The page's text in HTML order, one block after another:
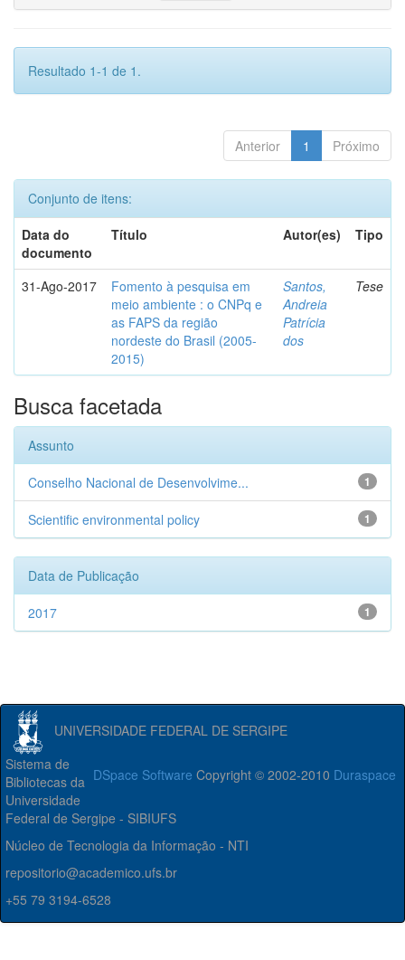
Resultado 1-1 de 1.
Anterior 1 Próximo
Conjunto de itens:
Data do
documento
Título Autor(es) Tipo
31-Ago-2017
Fomento à pesquisa em
meio ambiente : o CNPq e
as FAPS da região
nordeste do Brasil (2005-
2015)
Santos,
Andreia
Patrícia
dos
Tese
Busca facetada
Assunto
1
Conselho Nacional de Desenvolvime...
1
Scientific environmental policy
Data de Publicação
1
2017
UNIVERSIDADE FEDERAL DE SERGIPE
DSpace Software Copyright © 2002-2010 Duraspace
Sistema de
Bibliotecas da
Universidade
Federal de Sergipe - SIBIUFS
Núcleo de Tecnologia da Informação - NTI
repositorio@academico.ufs.br
+55 79 3194-6528